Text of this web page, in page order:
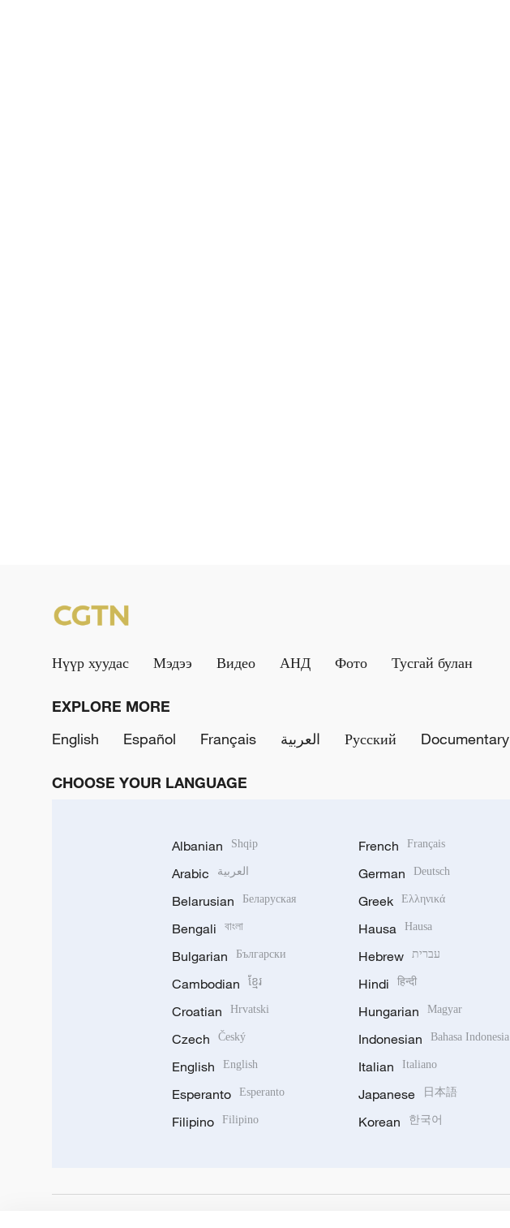
Нүүр хуудас Мэдээ Видео АНД Фото Тусгай булан
EXPLORE MORE
English
Español Français العربية Русский Documentary
CHOOSE YOUR LANGUAGE
Albanian Shqip
Arabic العربية
Belarusian Беларуская
Bengali বাংলা
Bulgarian Български
Cambodian ខ្មែរ
Croatian Hrvatski
Czech Český
English English
Esperanto Esperanto
Filipino Filipino
French Français
German Deutsch
Greek Ελληνικά
Hausa Hausa
Hebrew עברית
Hindi हिन्दी
Hungarian Magyar
Indonesian Bahasa Indonesia
Italian Italiano
Japanese 日本語
Korean 한국어